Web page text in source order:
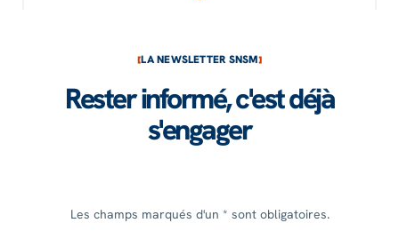
LA NEWSLETTER SNSM
Rester informé, c'est déjà
s'engager
Les champs marqués d'un * sont obligatoires.